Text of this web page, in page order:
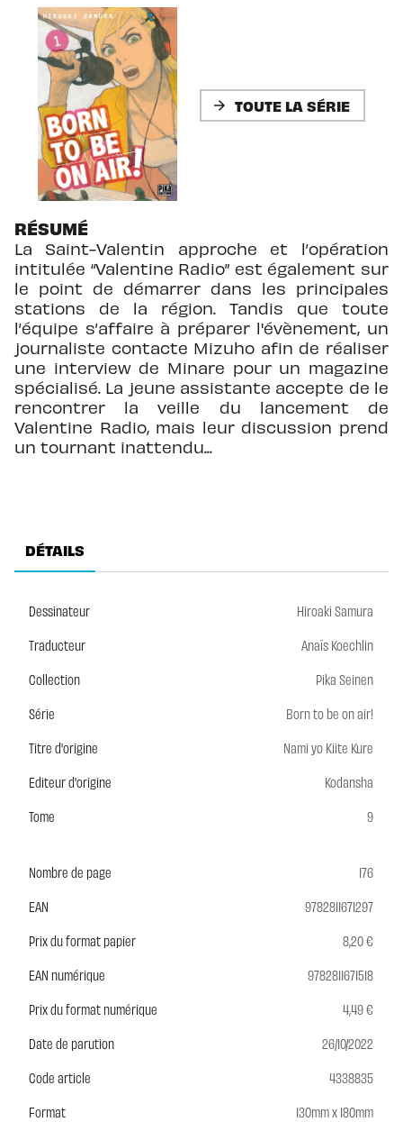
arrow_forward TOUTE LA SÉRIE
RÉSUMÉ
La Saint-Valentin approche et l’opération
intitulée “Valentine Radio” est également sur
le point de démarrer dans les principales
stations de la région. Tandis que toute
l’équipe s’affaire à préparer l'évènement, un
journaliste contacte Mizuho afin de réaliser
une interview de Minare pour un magazine
spécialisé. La jeune assistante accepte de le
rencontrer la veille du lancement de
Valentine Radio, mais leur discussion prend
un tournant inattendu...
DÉTAILS
Dessinateur
Hiroaki Samura
Traducteur
Anaïs Koechlin
Collection
Pika Seinen
Série
Born to be on air!
Titre d'origine
Nami yo Kiite Kure
Editeur d'origine
Kodansha
Tome
9
Nombre de page
176
EAN
9782811671297
Prix du format papier
8,20 €
EAN numérique
9782811671518
Prix du format numérique
4,49 €
Date de parution
26/10/2022
Code article
4338835
Format
130mm x 180mm